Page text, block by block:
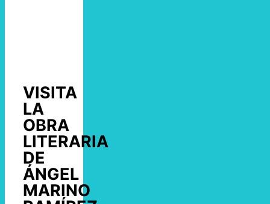
VISITA
LA
OBRA
LITERARIA
DE
ÁNGEL
MARINO